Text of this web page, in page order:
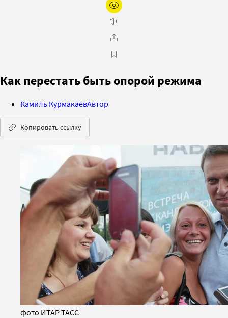
Как перестать быть опорой режима
Камиль КурмакаевАвтор
Копировать ссылку
фото ИТАР-ТАСС